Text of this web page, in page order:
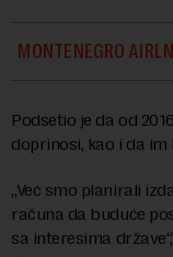
MONTENEGRO
Podsetio je da od
doprinosi, kao i da im
„Već smo planirali
računa da buduće
sa interesima